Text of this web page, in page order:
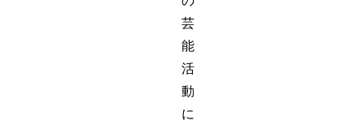
芸
能
活
動
に